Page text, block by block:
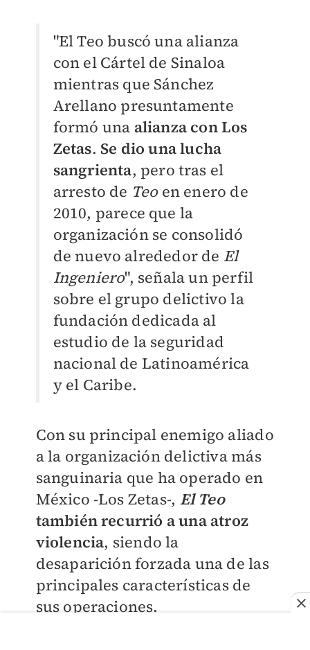
"El Teo buscó una alianza
con el Cártel de Sinaloa
mientras que Sánchez
Arellano presuntamente
formó una alianza con Los
Zetas. Se dio una lucha
sangrienta, pero tras el
arresto de Teoen enero de
2010, parece que la
organización se consolidó
de nuevo alrededor de El
Ingeniero", señala un perfil
sobre el grupo delictivo la
fundación dedicada al
estudio de la seguridad
nacional de Latinoamérica
y el Caribe.
Con su principal enemigo aliado
a la organización delictiva más
sanguinaria que ha operado en
México -Los Zetas-, El Teo
también recurrió a una atroz
violencia, siendo la
desaparición forzada una de las
principales características de
sus operaciones.